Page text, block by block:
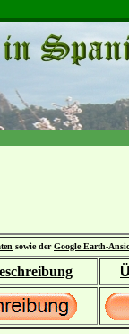
sowie derGoogle Earth-